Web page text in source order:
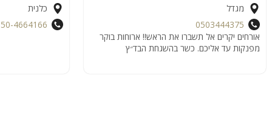
מגדל
0503444375
אורחים יקרים אל תשברו את הראש!! ארוחות בוקר
מפנקות עד אליכם. כשר בהשגחת הבד״ץ
כלנית
4664166